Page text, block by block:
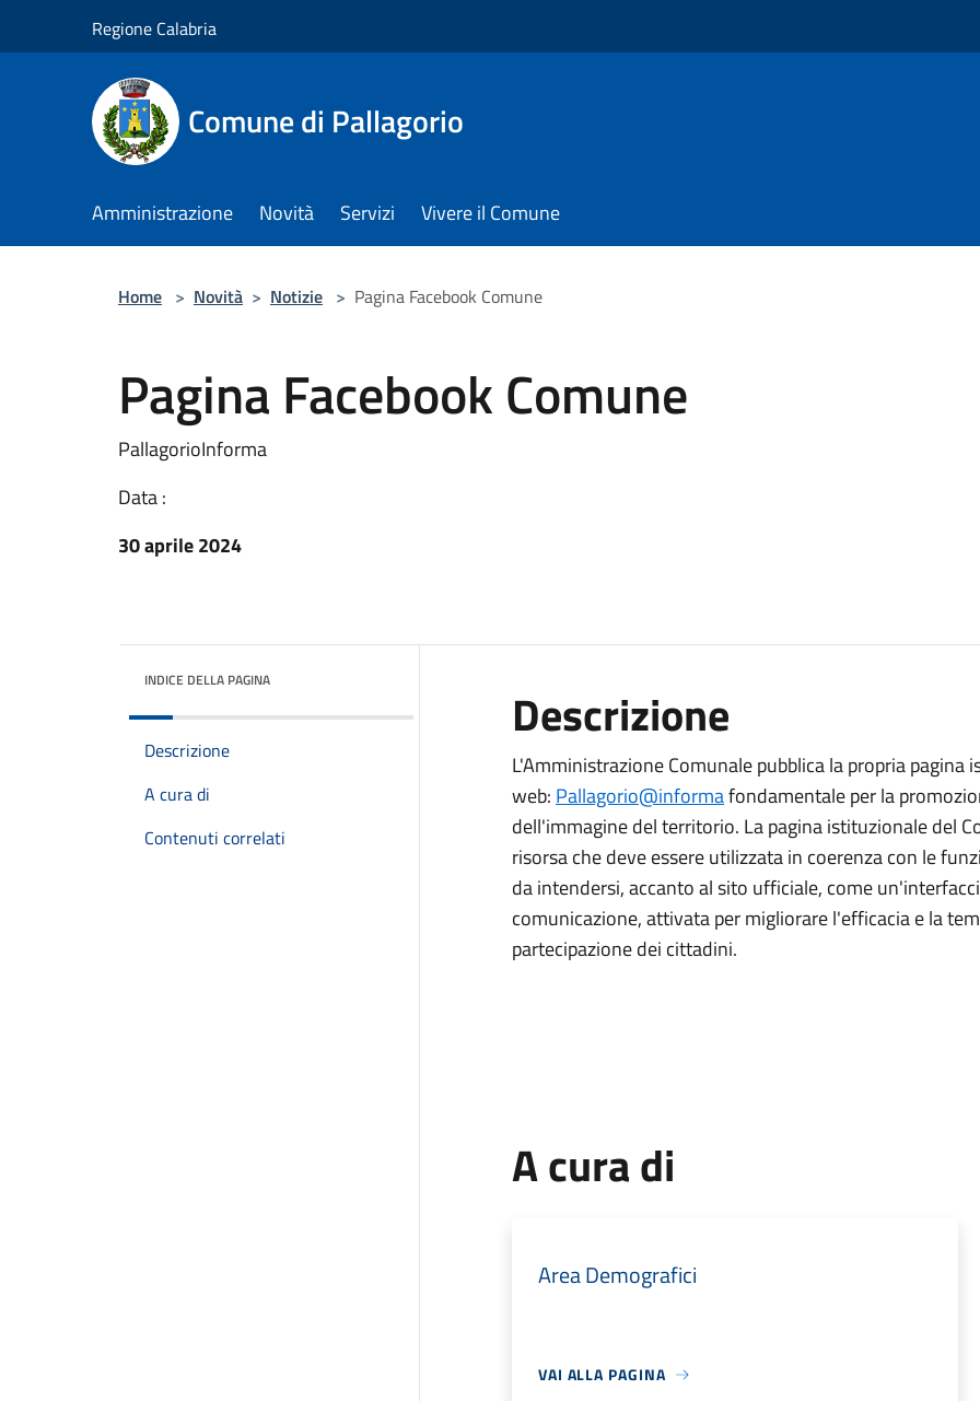
Regione Calabria
Comune di Pallagorio
Amministrazione Novità Servizi Vivere il Comune
Home > Novità > Notizie > Pagina Facebook Comune
Pagina Facebook Comune
PallagorioInforma
Data :
30 aprile 2024
INDICE DELLA PAGINA
Descrizione
A cura di
Contenuti correlati
Descrizione
L'Amministrazione Comunale pubblica la propria
web: Pallagorio@informafondamentale per la
dell'immagine del territorio. La pagina istituzionale del
risorsa che deve essere utilizzata in coerenza con le
da intendersi, accanto al sito ufficiale, come
comunicazione, attivata per migliorare l'efficacia e la
partecipazione dei cittadini.
A cura di
Area Demografici
VAI ALLA PAGINA